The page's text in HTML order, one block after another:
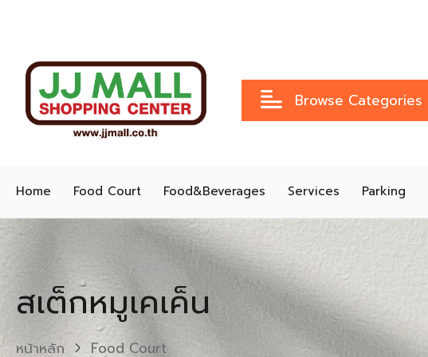
Browse Categories
Home Food Court Food&Beverages Services Parking
สเต็กหมูเคเค็น
หน้าหลัก Food Court